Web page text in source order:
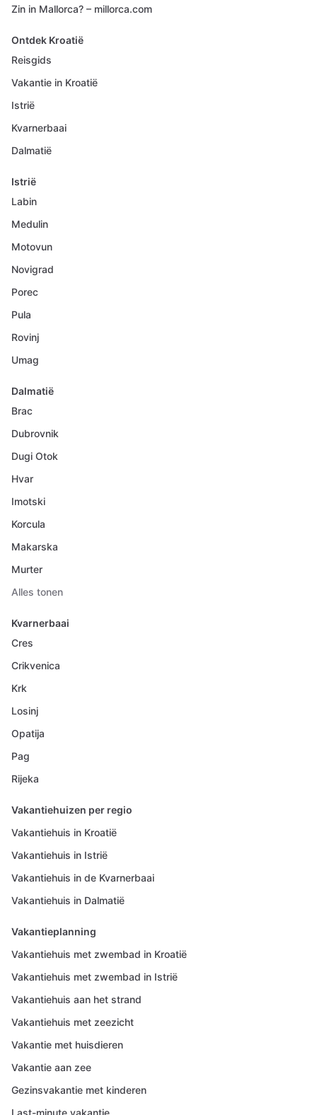
Zin in Mallorca? – millorca.com
Ontdek Kroatië
Reisgids
Vakantie in Kroatië
Istrië
Kvarnerbaai
Dalmatië
Istrië
Labin
Medulin
Motovun
Novigrad
Porec
Pula
Rovinj
Umag
Dalmatië
Brac
Dubrovnik
Dugi Otok
Hvar
Imotski
Korcula
Makarska
Murter
Alles tonen
Kvarnerbaai
Cres
Crikvenica
Krk
Losinj
Opatija
Pag
Rijeka
Vakantiehuizen per regio
Vakantiehuis in Kroatië
Vakantiehuis in Istrië
Vakantiehuis in de Kvarnerbaai
Vakantiehuis in Dalmatië
Vakantieplanning
Vakantiehuis met zwembad in Kroatië
Vakantiehuis met zwembad in Istrië
Vakantiehuis aan het strand
Vakantiehuis met zeezicht
Vakantie met huisdieren
Vakantie aan zee
Gezinsvakantie met kinderen
Last-minute vakantie